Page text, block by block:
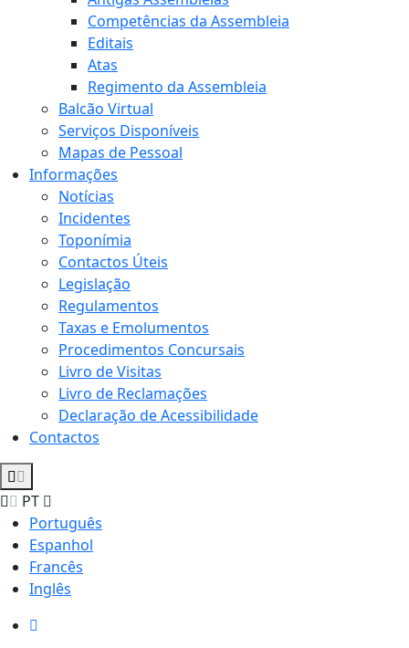
Competências da Assembleia
Editais
Atas
Regimento da Assembleia
Balcão Virtual
Serviços Disponíveis
Mapas de Pessoal
Informações
Notícias
Incidentes
Toponímia
Contactos Úteis
Legislação
Regulamentos
Taxas e Emolumentos
Procedimentos Concursais
Livro de Visitas
Livro de Reclamações
Declaração de Acessibilidade
Contactos
PT
Português
Espanhol
Francês
Inglês